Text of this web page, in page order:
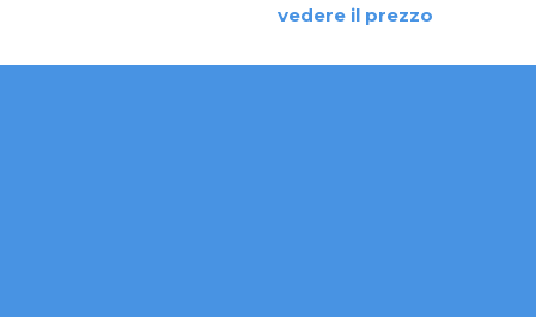
vedere il prezzo